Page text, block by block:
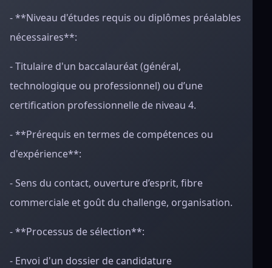
- **Niveau d'études requis ou diplômes préalables
nécessaires**:
- Titulaire d'un baccalauréat (général,
technologique ou professionnel) ou d’une
certification professionnelle de niveau 4.
- **Prérequis en termes de compétences ou
d'expérience**:
- Sens du contact, ouverture d’esprit, fibre
commerciale et goût du challenge, organisation.
- **Processus de sélection**:
- Envoi d'un dossier de candidature